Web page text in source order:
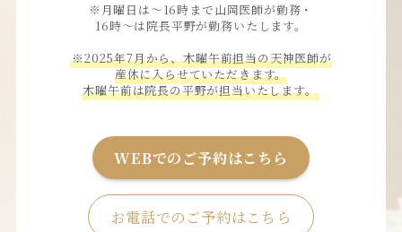
※月曜日は〜16時まで山岡医師が勤務・
16時〜は院長平野が勤務いたします。
※2025年7月から、木曜午前担当の天神医師が
産休に入らせていただきます。
木曜午前は院長の平野が担当いたします。
WEBでのご予約はこちら
お電話でのご予約はこちら